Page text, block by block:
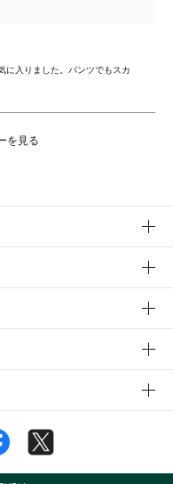
に入りました。パンツでもスカ
を見る